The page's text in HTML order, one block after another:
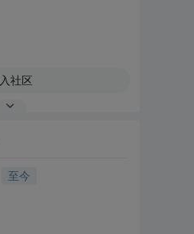
社区
至今